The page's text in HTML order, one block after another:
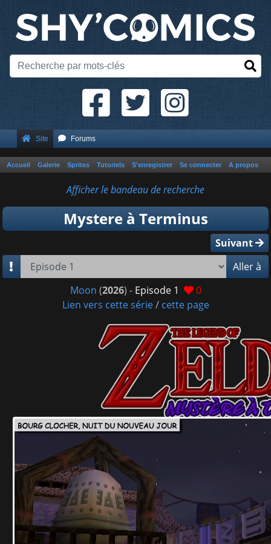
Site Forums
Accueil Galerie Sprites Tutoriels S'enregistrer Se connecter A propos
Afficher le bandeau de recherche
Mystere à Terminus
Suivant
Aller à
Moon (2026) - Episode 1
0
Lien vers cette série/ cette page